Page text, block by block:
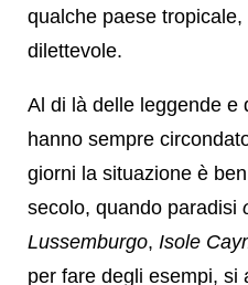
qualche paese tropicale,
dilettevole.
Al di là delle leggende e
hanno sempre
giorni la situazione è
secolo, quando paradisi
Lussemburgo, Isole
per fare degli esempi, si